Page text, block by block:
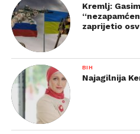
Kremlj:
zaprijetio
BIH
Najagilnija